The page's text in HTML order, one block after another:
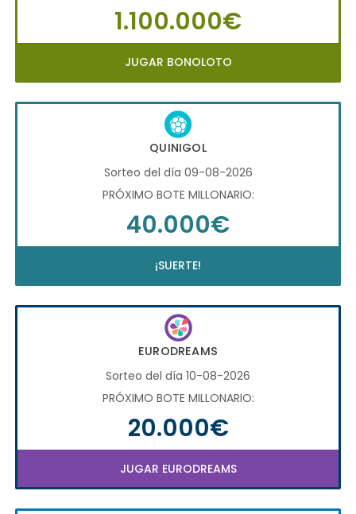
1.100.000€
JUGAR BONOLOTO
QUINIGOL
Sorteo del día 09-08-2026
PRÓXIMO BOTE MILLONARIO:
40.000€
¡SUERTE!
EURODREAMS
Sorteo del día 10-08-2026
PRÓXIMO BOTE MILLONARIO:
20.000€
JUGAR EURODREAMS